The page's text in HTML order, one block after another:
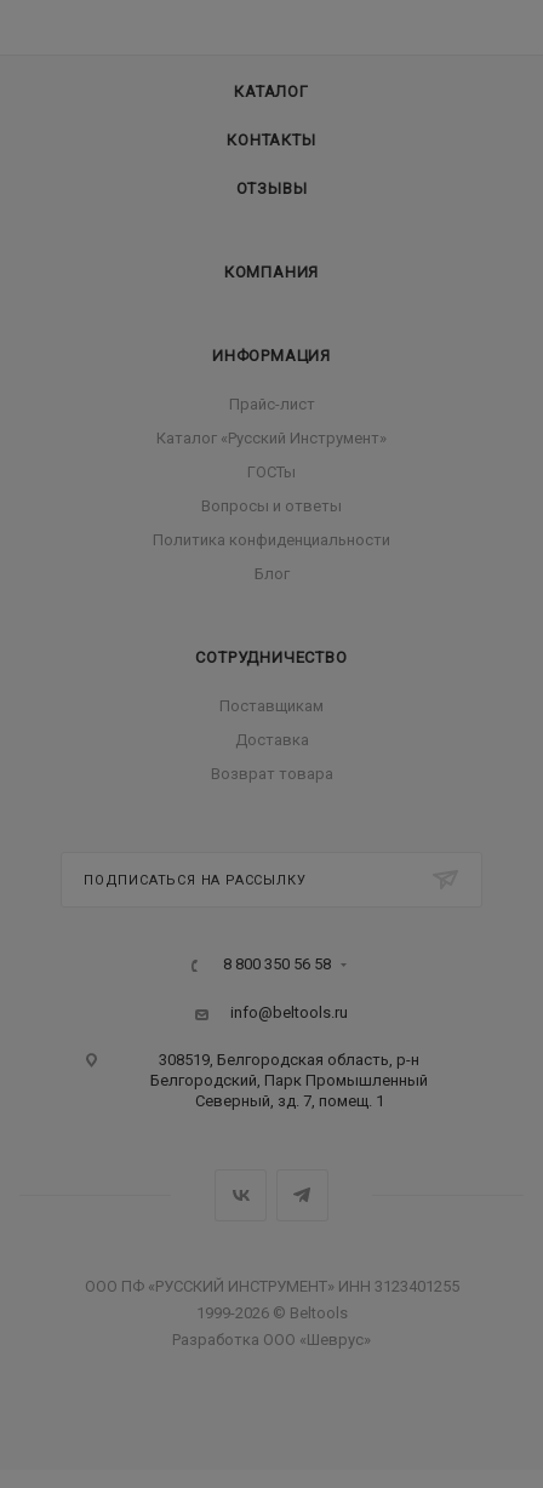
КАТАЛОГ
КОНТАКТЫ
ОТЗЫВЫ
КОМПАНИЯ
ИНФОРМАЦИЯ
Прайс-лист
Каталог «Русский Инструмент»
ГОСТы
Вопросы и ответы
Политика конфиденциальности
Блог
СОТРУДНИЧЕСТВО
Поставщикам
Доставка
Возврат товара
ПОДПИСАТЬСЯ НА РАССЫЛКУ
8 800 350 56 58
info@beltools.ru
308519, Белгородская область, р-н
Белгородский, Парк Промышленный
Северный, зд. 7, помещ. 1
ООО ПФ «РУССКИЙ ИНСТРУМЕНТ» ИНН 3123401255
1999-2026 © Beltools
Разработка ООО «Шеврус»